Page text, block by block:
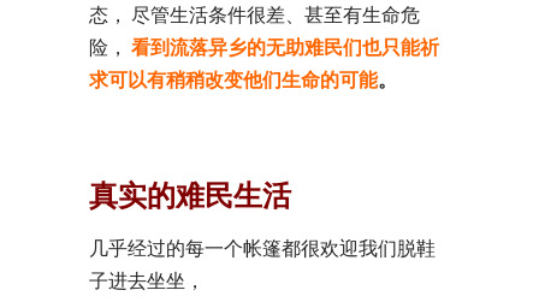
态， 尽管生活条件很差、甚至有生命危
险， 看到流落异乡的无助难民们也只能祈
求可以有稍稍改变他们生命的可能。
真实的难民生活
几乎经过的每一个帐篷都很欢迎我们脱鞋
子进去坐坐，